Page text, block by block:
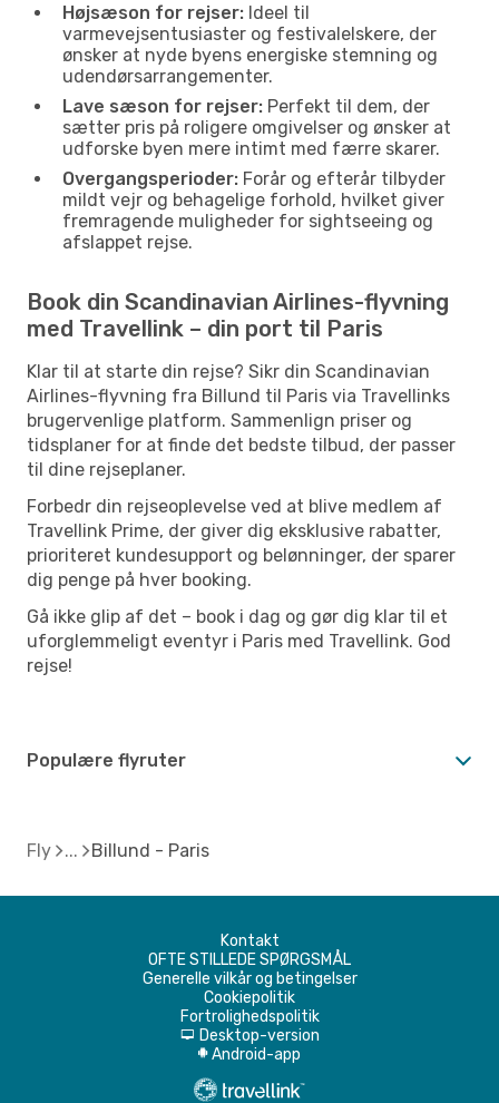
Højsæson for rejser: Ideel til
varmevejsentusiaster og festivalelskere, der
ønsker at nyde byens energiske stemning og
udendørsarrangementer.
Lave sæson for rejser: Perfekt til dem, der
sætter pris på roligere omgivelser og ønsker at
udforske byen mere intimt med færre skarer.
Overgangsperioder: Forår og efterår tilbyder
mildt vejr og behagelige forhold, hvilket giver
fremragende muligheder for sightseeing og
afslappet rejse.
Book din Scandinavian Airlines-flyvning
med Travellink – din port til Paris
Klar til at starte din rejse? Sikr din Scandinavian
Airlines-flyvning fra Billund til Paris via Travellinks
brugervenlige platform. Sammenlign priser og
tidsplaner for at finde det bedste tilbud, der passer
til dine rejseplaner.
Forbedr din rejseoplevelse ved at blive medlem af
Travellink Prime, der giver dig eksklusive rabatter,
prioriteret kundesupport og belønninger, der sparer
dig penge på hver booking.
Gå ikke glip af det – book i dag og gør dig klar til et
uforglemmeligt eventyr i Paris med Travellink. God
rejse!
Populære flyruter
Fly Billund - Paris
Kontakt
OFTE STILLEDE SPØRGSMÅL
Generelle vilkår og betingelser
Cookiepolitik
Fortrolighedspolitik
d Desktop-version
A Android-app